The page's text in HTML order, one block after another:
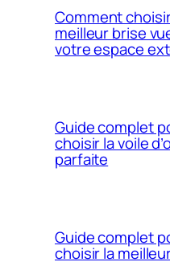
Comment
meilleur brise
votre espace
Guide complet
choisir la voile
parfaite
Guide complet
choisir la